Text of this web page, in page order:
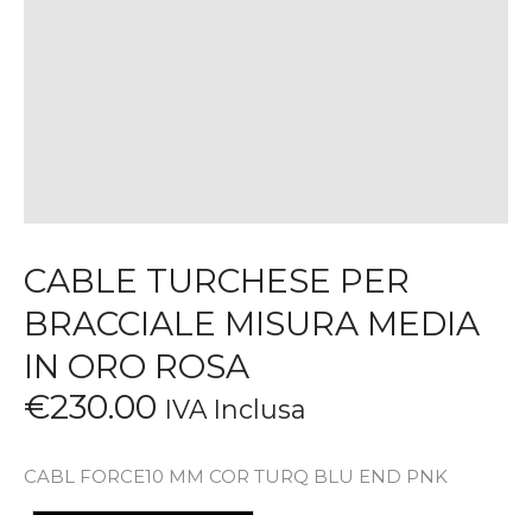
CABLE TURCHESE PER
BRACCIALE MISURA MEDIA
IN ORO ROSA
€230.00 IVA Inclusa
CABL FORCE10 MM COR TURQ BLU END PNK